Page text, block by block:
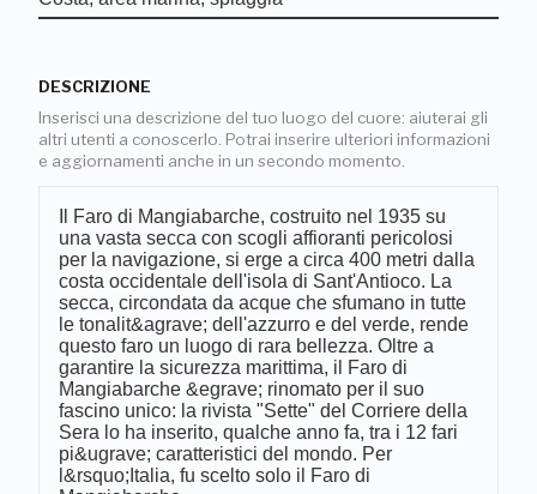
DESCRIZIONE
Inserisci una descrizione del tuo luogo del cuore: aiuterai gli
altri utenti a conoscerlo. Potrai inserire ulteriori informazioni
e aggiornamenti anche in un secondo momento.